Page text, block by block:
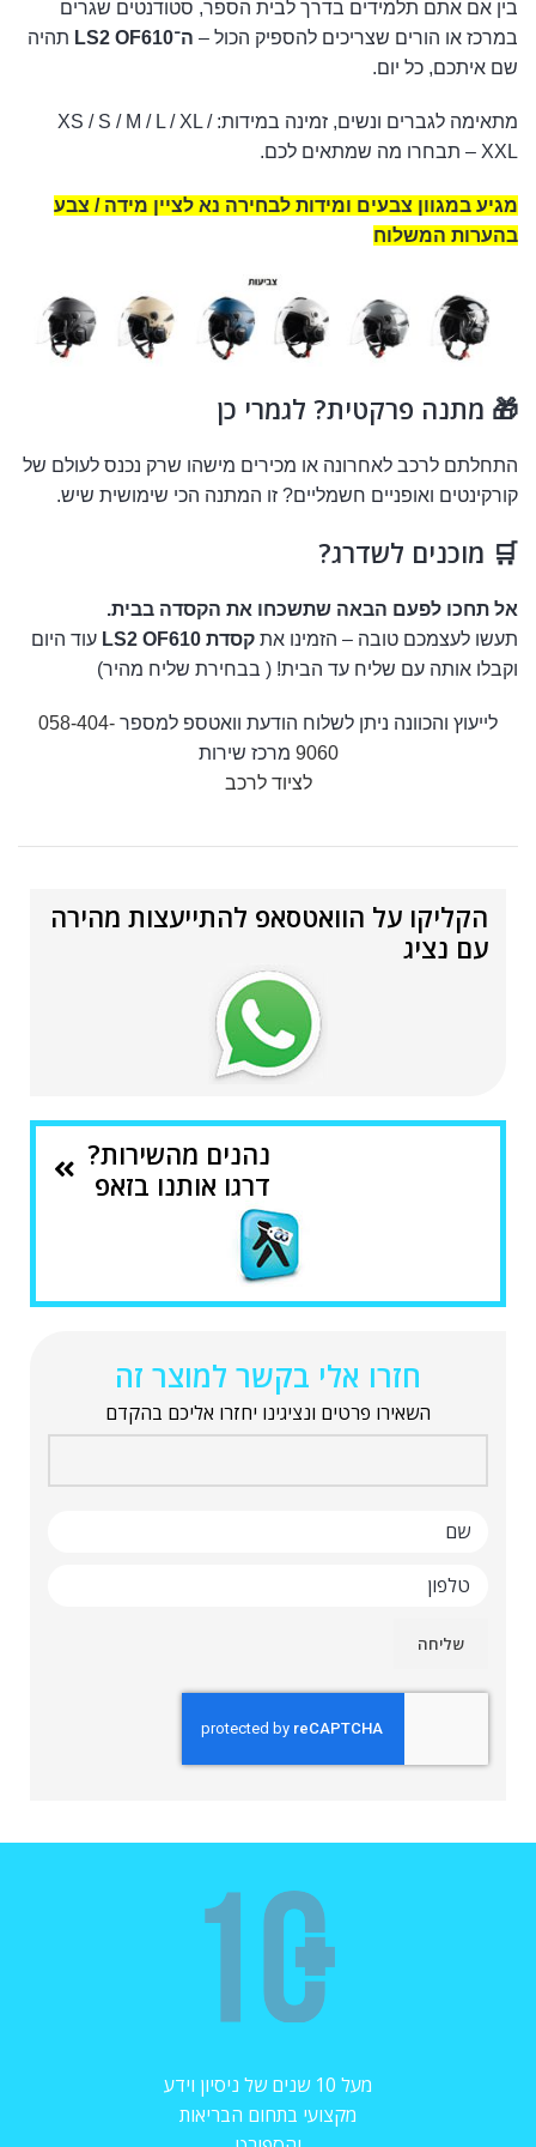
בין אם אתם תלמידים בדרך לבית הספר, סטודנטים שגרים
במרכז או הורים שצריכים להספיק הכול – ה־LS2 OF610
תהיה
שם איתכם, כל יום.
מתאימה לגברים ונשים, זמינה במידות: XS / S / M / L / XL /
XXL – תבחרו מה שמתאים לכם.
מגיע במגוון צבעים ומידות לבחירה נא לציין מידה / צבע
בהערות המשלוח
🎁 מתנה פרקטית? לגמרי כן
התחלתם לרכב לאחרונה או מכירים מישהו שרק נכנס לעולם של
קורקינטים ואופניים חשמליים? זו המתנה הכי שימושית שיש.
🛒 מוכנים לשדרג?
אל תחכו לפעם הבאה שתשכחו את הקסדה בבית.
תעשו לעצמכם טובה – הזמינו את קסדת LS2 OF610
עוד היום
וקבלו אותה עם שליח עד הבית! ( בבחירת שליח מהיר)
לייעוץ והכוונה ניתן לשלוח הודעת וואטספ למספר 058-404-
9060 מרכז שירות
לציוד לרכב
הקליקו על הוואטסאפ להתייעצות מהירה
עם נציג
נהנים מהשירות?
דרגו אותנו בזאפ
חזרו אלי בקשר למוצר זה
השאירו פרטים ונציגינו יחזרו אליכם בהקדם
מעל 10 שנים של ניסיון וידע
מקצועי בתחום הבריאות